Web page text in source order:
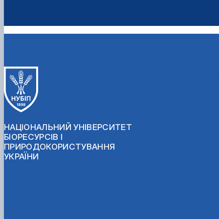
НАЦІОНАЛЬНИЙ УНІВЕРСИТЕТ
БІОРЕСУРСІВ І
ПРИРОДОКОРИСТУВАННЯ
УКРАЇНИ